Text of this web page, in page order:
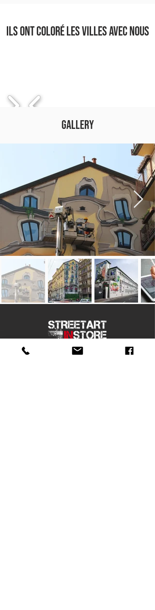
Ils ont coloré lES villeS avec nous
gallery